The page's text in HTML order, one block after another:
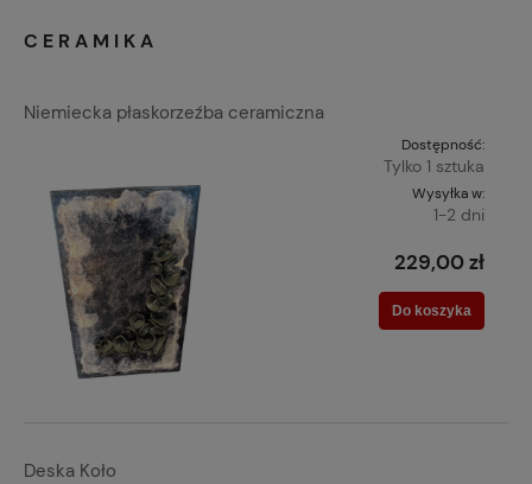
CERAMIKA
Niemiecka płaskorzeźba ceramiczna
Dostępność:
Tylko 1 sztuka
Wysyłka w:
1-2 dni
229,00 zł
Do koszyka
Deska Koło